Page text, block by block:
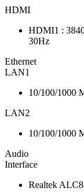
HDMI
HDMI1 :
30Hz
Ethernet
LAN1
10/100/1000
LAN2
10/100/1000
Audio
Interface
Realtek